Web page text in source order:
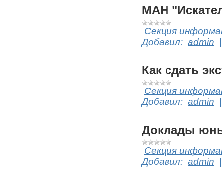
МАН
Секция
Добавил: admin
Как сдать
Секция
Добавил: admin
Доклады
Секция
Добавил: admin